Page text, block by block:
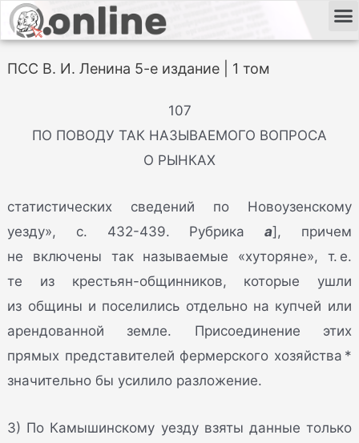
ПСС В. И. Ленина 5-е издание | 1 том
107
ПО ПОВОДУ ТАК НАЗЫВАЕМОГО ВОПРОСА
О РЫНКАХ
статистических сведений по Новоузенскому
уезду», с. 432-439. Рубрикаа], причем
не включены так называемые «хуторяне», т. е.
те из крестьян-общинников, которые ушли
из общины и поселились отдельно на купчей или
арендованной земле. Присоединение этих
прямых представителей фермерского хозяйства *
значительно бы усилило разложение.
3) По Камышинскому уезду взяты данные только